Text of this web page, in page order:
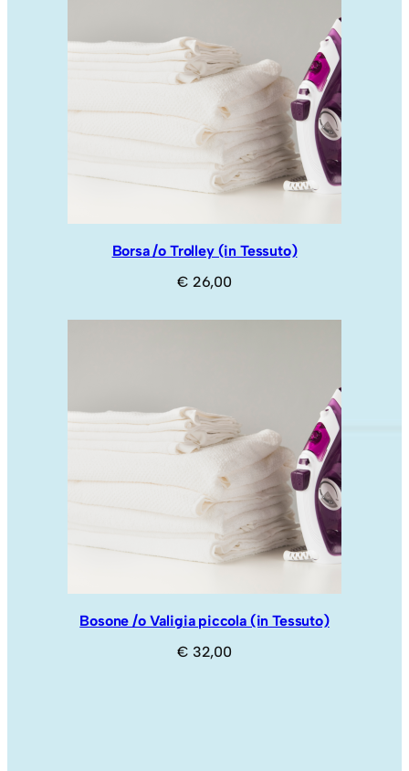
Borsa /o Trolley (in Tessuto)
€ 26,00
Bosone /o Valigia piccola (in Tessuto)
€ 32,00